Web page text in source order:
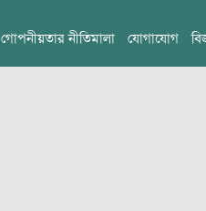
গোপনীয়তার নীতিমালা যোগাযোগ